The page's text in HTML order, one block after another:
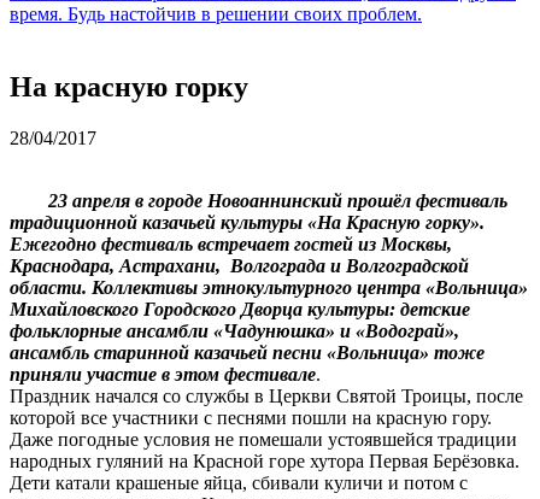
На красную горку
28/04/2017
23 апреля в городе Новоаннинский прошёл фестиваль
традиционной казачьей культуры «На Красную горку».
Ежегодно фестиваль встречает гостей из Москвы,
Краснодара, Астрахани, Волгограда и Волгоградской
области. Коллективы этнокультурного центра «Вольница»
Михайловского Городского Дворца культуры: детские
фольклорные ансамбли «Чадунюшка» и «Водограй»,
ансамбль старинной казачьей песни «Вольница» тоже
приняли участие в этом фестивале.
Праздник начался со службы в Церкви Святой Троицы, после
которой все участники с песнями пошли на красную гору.
Даже погодные условия не помешали устоявшейся традиции
народных гуляний на Красной горе хутора Первая Берёзовка.
Дети катали крашеные яйца, сбивали куличи и потом с